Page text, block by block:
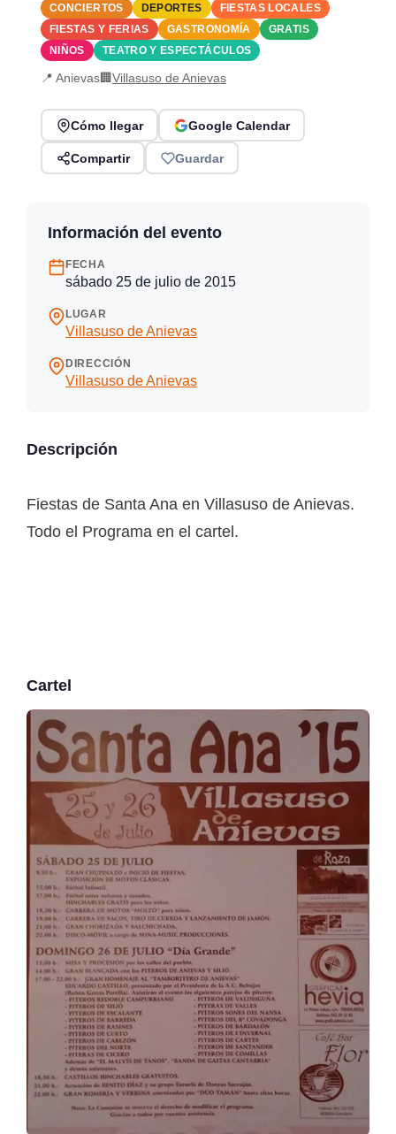
CONCIERTOS DEPORTES
FIESTAS LOCALES
FIESTAS Y FERIAS
GASTRONOMÍA
GRATIS
NIÑOS
TEATRO Y ESPECTÁCULOS
📍 Anievas🏢Villasuso de Anievas
Cómo llegar Google Calendar
Compartir Guardar
Información del evento
FECHA
sábado 25 de julio de 2015
LUGAR
Villasuso de Anievas
DIRECCIÓN
Villasuso de Anievas
Descripción
Fiestas de Santa Ana en Villasuso de Anievas.
Todo el Programa en el cartel.
Cartel